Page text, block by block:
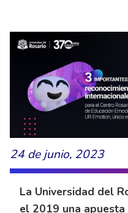
24 de junio, 2023
La Universidad del
el 2019 una